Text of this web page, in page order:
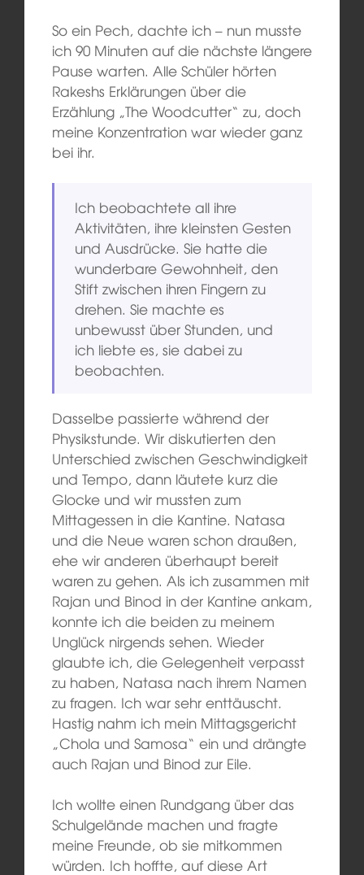
So ein Pech, dachte ich – nun musste
ich 90 Minuten auf die nächste längere
Pause warten. Alle Schüler hörten
Rakeshs Erklärungen über die
Erzählung „The Woodcutter“ zu, doch
meine Konzentration war wieder ganz
bei ihr.
Ich beobachtete all ihre
Aktivitäten, ihre kleinsten Gesten
und Ausdrücke. Sie hatte die
wunderbare Gewohnheit, den
Stift zwischen ihren Fingern zu
drehen. Sie machte es
unbewusst über Stunden, und
ich liebte es, sie dabei zu
beobachten.
Dasselbe passierte während der
Physikstunde. Wir diskutierten den
Unterschied zwischen Geschwindigkeit
und Tempo, dann läutete kurz die
Glocke und wir mussten zum
Mittagessen in die Kantine. Natasa
und die Neue waren schon draußen,
ehe wir anderen überhaupt bereit
waren zu gehen. Als ich zusammen mit
Rajan und Binod in der Kantine ankam,
konnte ich die beiden zu meinem
Unglück nirgends sehen. Wieder
glaubte ich, die Gelegenheit verpasst
zu haben, Natasa nach ihrem Namen
zu fragen. Ich war sehr enttäuscht.
Hastig nahm ich mein Mittagsgericht
„Chola und Samosa“ ein und drängte
auch Rajan und Binod zur Eile.
Ich wollte einen Rundgang über das
Schulgelände machen und fragte
meine Freunde, ob sie mitkommen
würden. Ich hoffte, auf diese Art